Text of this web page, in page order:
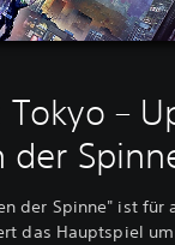
–
der
der Spinne" ist für
das Hauptspiel